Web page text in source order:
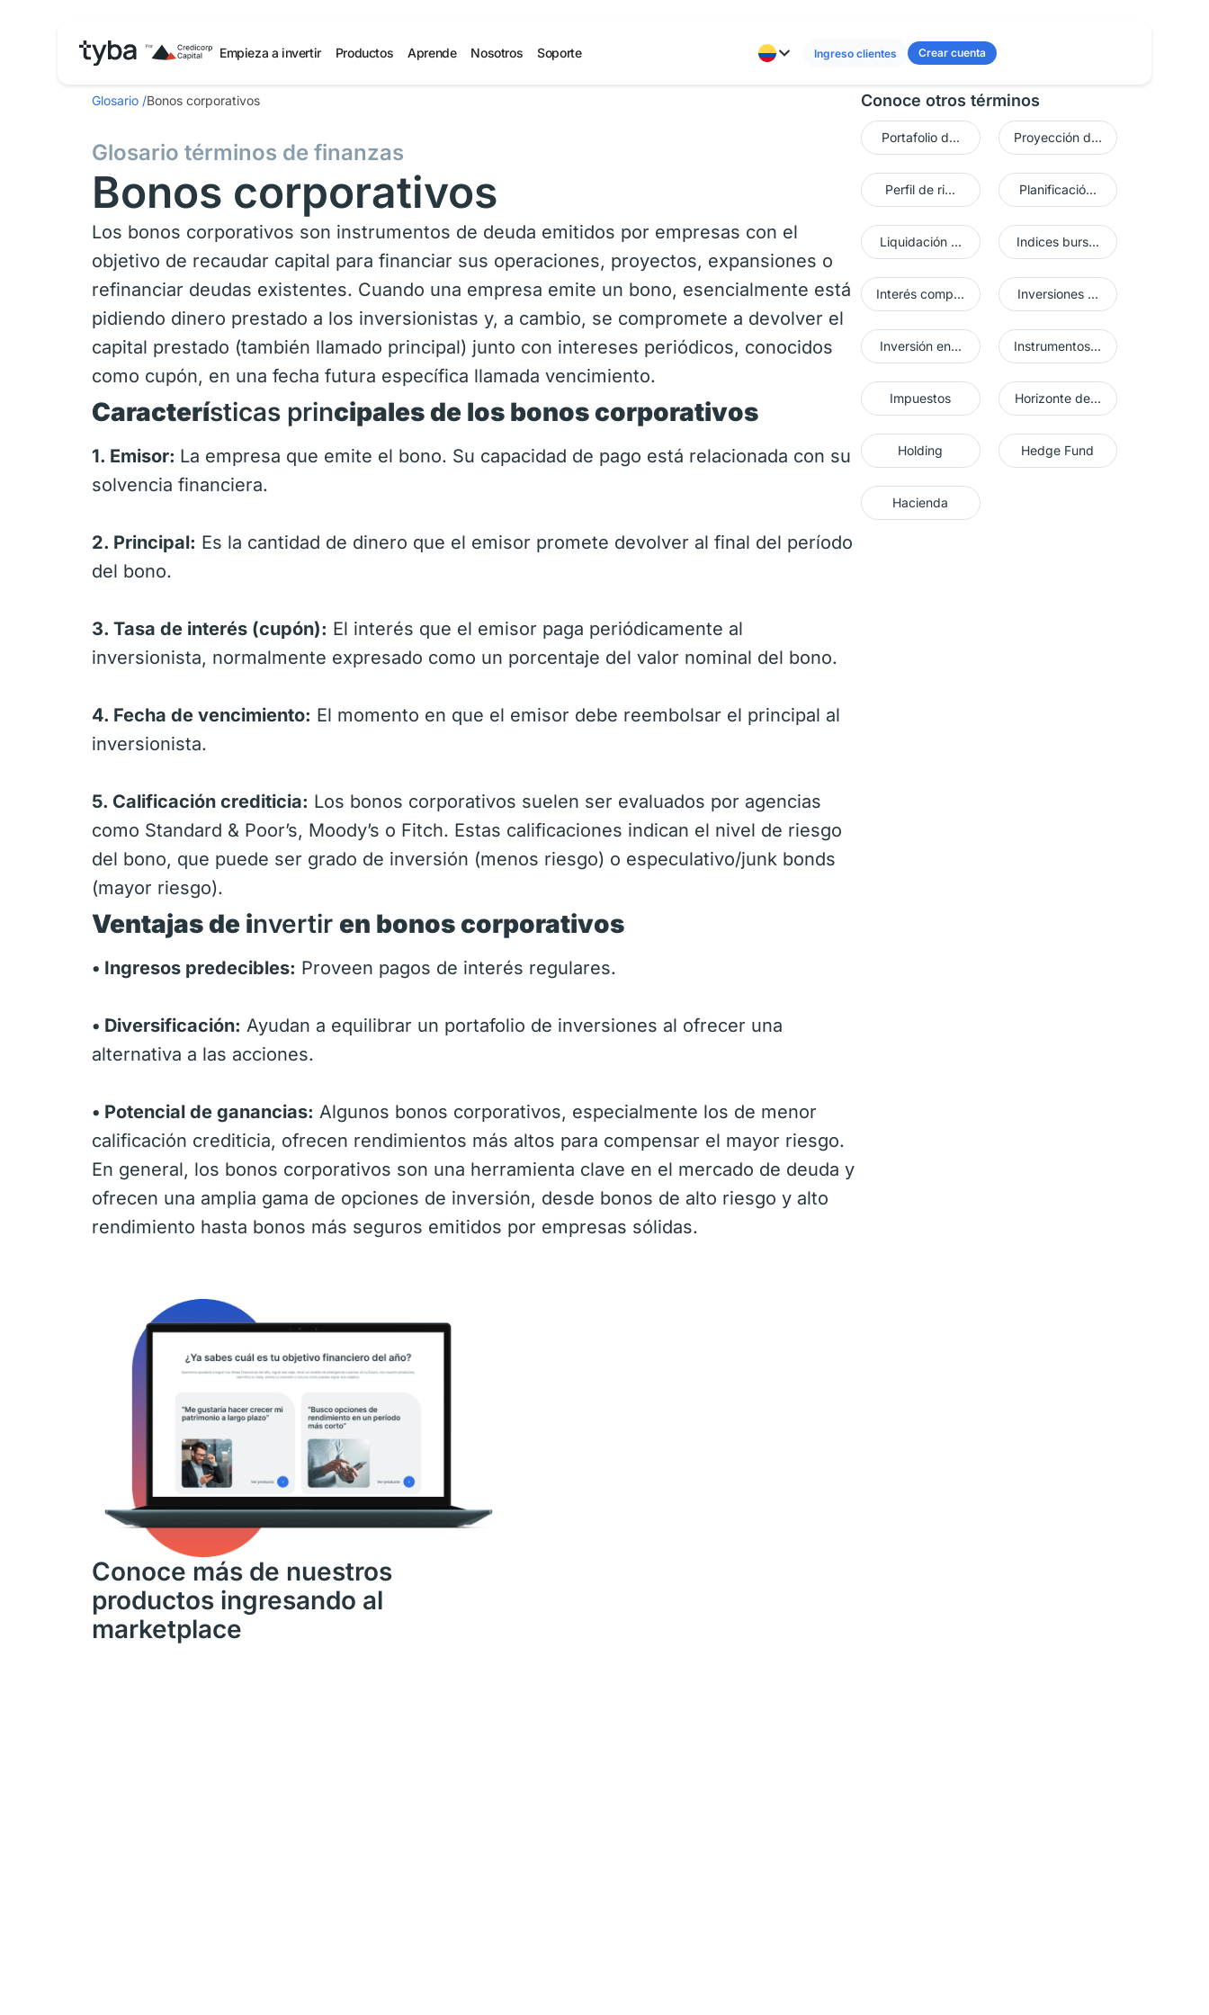
Empieza a invertir Productos Aprende Nosotros Soporte Ingreso clientes Crear cuenta
Glosario /Bonos corporativos
Glosario términos de finanzas
Bonos corporativos
Los bonos corporativos son instrumentos de deuda emitidos por empresas con el
objetivo de recaudar capital para financiar sus operaciones, proyectos, expansiones o
refinanciar deudas existentes. Cuando una empresa emite un bono, esencialmente está
pidiendo dinero prestado a los inversionistas y, a cambio, se compromete a devolver el
capital prestado (también llamado principal) junto con intereses periódicos, conocidos
como cupón, en una fecha futura específica llamada vencimiento.
Características principales de los bonos corporativos
1. Emisor: La empresa que emite el bono. Su capacidad de pago está relacionada con su
solvencia financiera.
2. Principal: Es la cantidad de dinero que el emisor promete devolver al final del período
del bono.
3. Tasa de interés (cupón): El interés que el emisor paga periódicamente al
inversionista, normalmente expresado como un porcentaje del valor nominal del bono.
4. Fecha de vencimiento: El momento en que el emisor debe reembolsar el principal al
inversionista.
5. Calificación crediticia: Los bonos corporativos suelen ser evaluados por agencias
como Standard & Poor’s, Moody’s o Fitch. Estas calificaciones indican el nivel de riesgo
del bono, que puede ser grado de inversión (menos riesgo) o especulativo/junk bonds
(mayor riesgo).
Ventajas de invertir en bonos corporativos
• Ingresos predecibles: Proveen pagos de interés regulares.
• Diversificación: Ayudan a equilibrar un portafolio de inversiones al ofrecer una
alternativa a las acciones.
• Potencial de ganancias: Algunos bonos corporativos, especialmente los de menor
calificación crediticia, ofrecen rendimientos más altos para compensar el mayor riesgo.
En general, los bonos corporativos son una herramienta clave en el mercado de deuda y
ofrecen una amplia gama de opciones de inversión, desde bonos de alto riesgo y alto
rendimiento hasta bonos más seguros emitidos por empresas sólidas.
Conoce otros términos
Portafolio d... Proyección d...
Perfil de ri... Planificació...
Liquidación ... Indices burs...
Interés comp... Inversiones ...
Inversión en... Instrumentos...
Impuestos Horizonte de...
Holding Hedge Fund
Hacienda
Conoce más de nuestros
productos ingresando al
marketplace